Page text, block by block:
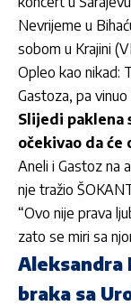
Nevrijeme u
sobom u Krajini
Opleo kao nikad:
Gastoza, pa vinuo
Slijedi paklena
očekivao da će
Aneli i Gastoz na
nje tražio
“Ovo nije prava
zato se miri sa
braka sa